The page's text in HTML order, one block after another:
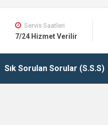
Sık Sorulan Sorular (S.S.S)
Servis Saatleri
7/24 Hizmet Verilir